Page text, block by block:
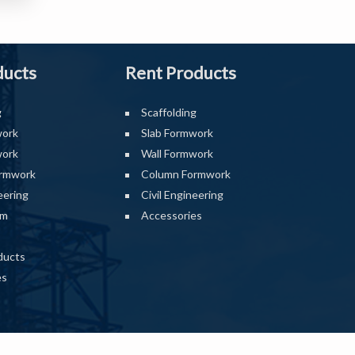
Rent Products
Scaffolding
Slab Formwork
Wall Formwork
Column Formwork
Civil Engineering
Accessories